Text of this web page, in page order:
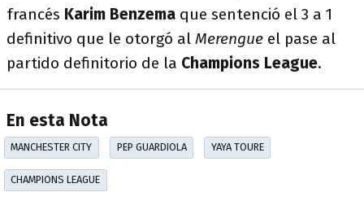
francés Karim Benzema que sentenció el 3 a 1
definitivo que le otorgó al Merengue el pase al
partido definitorio de la Champions League.
En esta Nota
MANCHESTER CITY PEP GUARDIOLA YAYA TOURE
CHAMPIONS LEAGUE